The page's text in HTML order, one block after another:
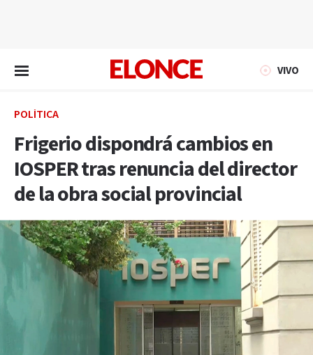
VIVO
POLÍTICA
Frigerio dispondrá cambios en
IOSPER tras renuncia del director
de la obra social provincial